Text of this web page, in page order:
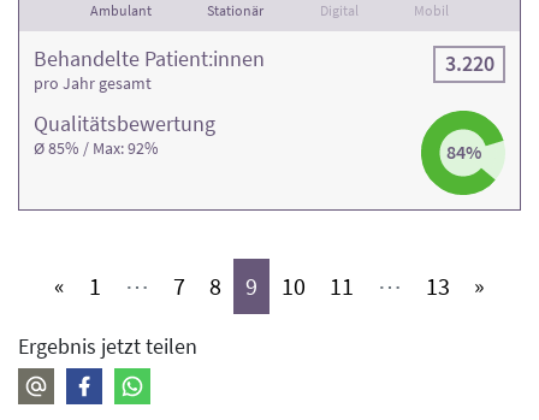
Ambulant Stationär Digital Mobil
Qualitäts­bewertung
Ø 85% / Max: 92% 84%
Behandelte Patient:innen
pro Jahr gesamt
3.220
« 1 (aktiv)
⋯ 7(aktiv)
8 (aktiv)
9 (aktiv)
10 (aktiv)
11 (aktiv)
⋯ 13 (aktiv)
»
Ergebnis jetzt teilen